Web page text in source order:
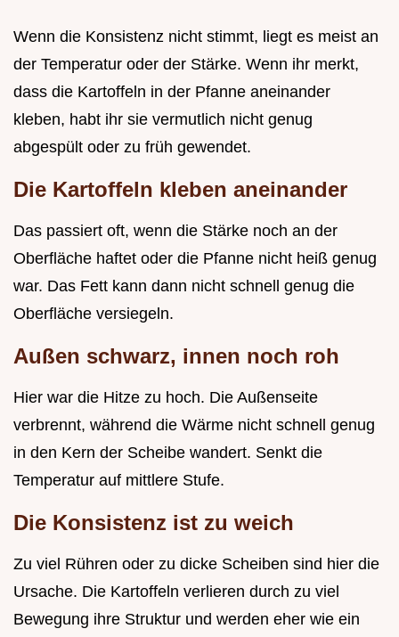
Wenn die Konsistenz nicht stimmt, liegt es meist an
der Temperatur oder der Stärke. Wenn ihr merkt,
dass die Kartoffeln in der Pfanne aneinander
kleben, habt ihr sie vermutlich nicht genug
abgespült oder zu früh gewendet.
Die Kartoffeln kleben aneinander
Das passiert oft, wenn die Stärke noch an der
Oberfläche haftet oder die Pfanne nicht heiß genug
war. Das Fett kann dann nicht schnell genug die
Oberfläche versiegeln.
Außen schwarz, innen noch roh
Hier war die Hitze zu hoch. Die Außenseite
verbrennt, während die Wärme nicht schnell genug
in den Kern der Scheibe wandert. Senkt die
Temperatur auf mittlere Stufe.
Die Konsistenz ist zu weich
Zu viel Rühren oder zu dicke Scheiben sind hier die
Ursache. Die Kartoffeln verlieren durch zu viel
Bewegung ihre Struktur und werden eher wie ein